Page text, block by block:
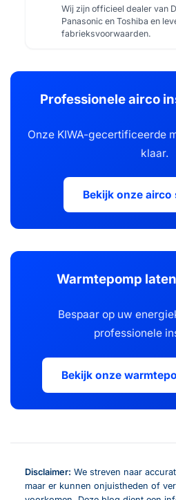
Wij zijn officieel dealer van
Panasonic en Toshiba en
fabrieksvoorwaarden.
Professionele airco
Onze KIWA-gecertificeerde
klaar.
Bekijk onze
Warmtepomp
Bespaar op uw
professionele
Bekijk onze
Disclaimer: We streven naar
maar er kunnen onjuistheden of